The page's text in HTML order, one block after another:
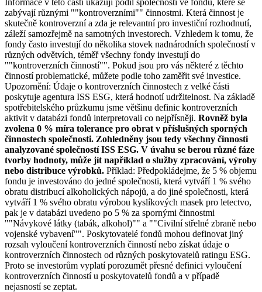
zabývají různými ""kontroverzními"" činnostmi. Která činnost je
skutečně kontroverzní a zda je relevantní pro investiční rozhodnutí,
záleží samozřejmě na samotných investorech. Vzhledem k tomu, že
fondy často investují do několika stovek nadnárodních společností v
různých odvětvích, téměř všechny fondy investují do
""kontroverzních činností"". Pokud jsou pro vás některé z těchto
činností problematické, můžete podle toho zaměřit své investice.
Upozornění: Údaje o kontroverzních činnostech z velké části
poskytuje agentura ISS ESG, která hodnotí udržitelnost. Na základě
spotřebitelského průzkumu jsme většinu definic kontroverzních
aktivit v databázi fondů interpretovali co nejpřísněji. Rovněž byla
zvolena 0 % míra tolerance pro obrat v příslušných sporných
činnostech společnosti. Zohledněny jsou tedy všechny činnosti
analyzované společností ISS ESG. V úvahu se berou různé fáze
tvorby hodnoty, může jít například o služby zpracování, výroby
nebo distribuce výrobků. Příklad: Předpokládejme, že 5 % objemu
fondu je investováno do jedné společnosti, která vytváří 1 % svého
obratu distribucí alkoholických nápojů, a do jiné společnosti, která
vytváří 1 % svého obratu výrobou kyslíkových masek pro letectvo,
pak je v databázi uvedeno po 5 % za spornými činnostmi
""Návykové látky (tabák, alkohol)"" a ""Civilní střelné zbraně nebo
vojenské vybavení"". Poskytovatelé fondů mohou definovat jiný
rozsah vyloučení kontroverzních činností nebo získat údaje o
kontroverzních činnostech od různých poskytovatelů ratingu ESG.
Proto se investorům vyplatí porozumět přesné definici vyloučení
kontroverzních činností u poskytovatelů fondů a v případě
nejasností se zeptat.